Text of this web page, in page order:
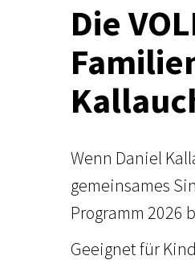
Die
Wenn Daniel
gemeinsames
Programm 2026
Geeignet für